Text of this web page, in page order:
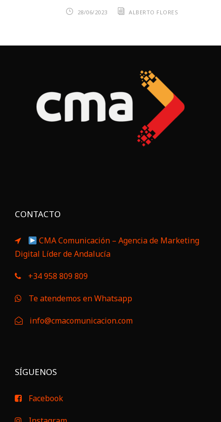
28/06/2023 ALBERTO FLORES
CONTACTO
CMA Comunicación – Agencia de Marketing
Digital Líder de Andalucía
+34 958 809 809
Te atendemos en Whatsapp
info@cmacomunicacion.com
SÍGUENOS
Facebook